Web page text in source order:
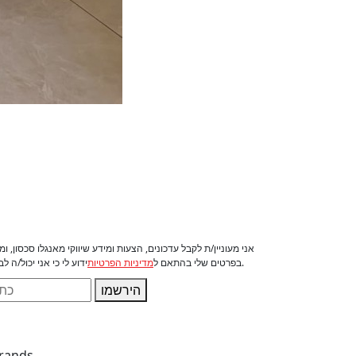
אני מעוניין/ת לקבל עדכונים, הצעות ומידע שיווקי מאנגלו
בפרטים שלי בהתאם למדיניות הפרטיות ידוע לי כי אני יכול/ה לבטל את הסכמתי בכל עת.
הירשמו